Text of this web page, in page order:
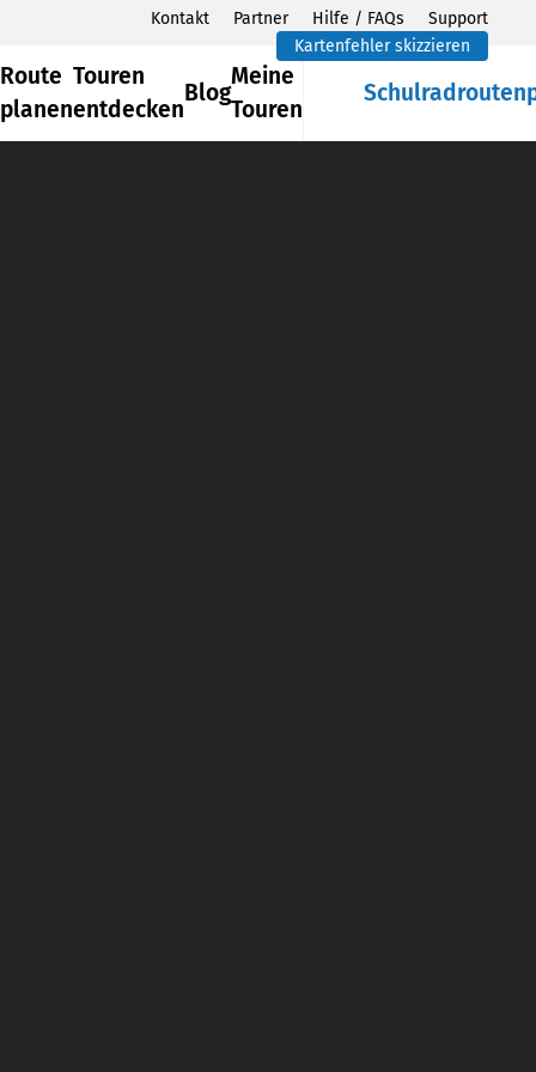
Kontakt Partner Hilfe / FAQs
Support
Kartenfehler skizzieren
Route
planen
Touren
entdecken
Blog
Meine
Touren